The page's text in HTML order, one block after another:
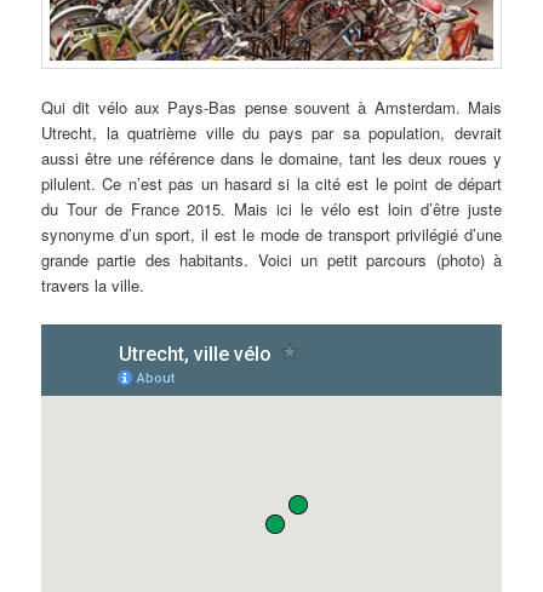
Qui dit vélo aux Pays-Bas pense souvent à Amsterdam. Mais
Utrecht, la quatrième ville du pays par sa population, devrait
aussi être une référence dans le domaine, tant les deux roues y
pilulent. Ce n’est pas un hasard si la cité est le point de départ
du Tour de France 2015. Mais ici le vélo est loin d’être juste
synonyme d’un sport, il est le mode de transport privilégié d’une
grande partie des habitants. Voici un petit parcours (photo) à
travers la ville.